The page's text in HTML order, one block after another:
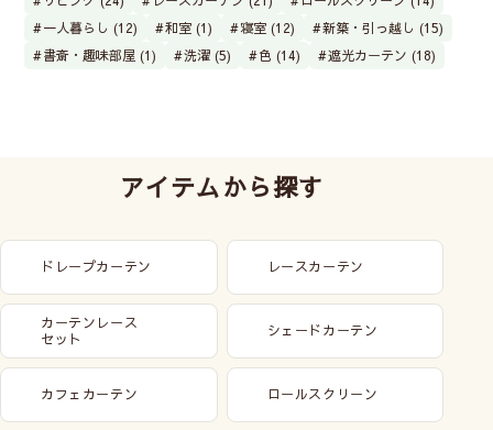
一人暮らし (12)
和室 (1) 寝室 (12)
新築・引っ越し (15)
書斎・趣味部屋 (1)
洗濯 (5) 色 (14) 遮光カーテン (18)
アイテムから探す
ドレープカーテン レースカーテン
カーテンレース
セット
シェードカーテン
カフェカーテン ロールスクリーン